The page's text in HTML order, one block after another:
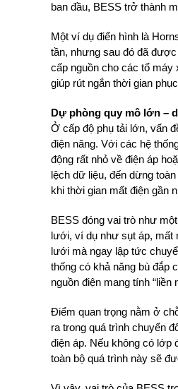
ban đầu, BESS trở thành
Một ví dụ điển hình là
tần, nhưng sau đó đã
cấp nguồn cho các tổ máy
giúp rút ngắn thời gian
Dự phòng quy mô lớn –
Ở cấp độ phụ tải lớn, vấn
điện năng. Với các hệ
động rất nhỏ về điện áp
lệch dữ liệu, đến dừng
khi thời gian mất điện gần
BESS đóng vai trò như
lưới, ví dụ như sụt áp, mất
lưới mà ngay lập tức
thống có khả năng bù đắp
nguồn điện mang tính “liền
Điểm quan trọng nằm ở
ra trong quá trình chuyển
điện áp. Nếu không có lớp
toàn bộ quá trình này sẽ